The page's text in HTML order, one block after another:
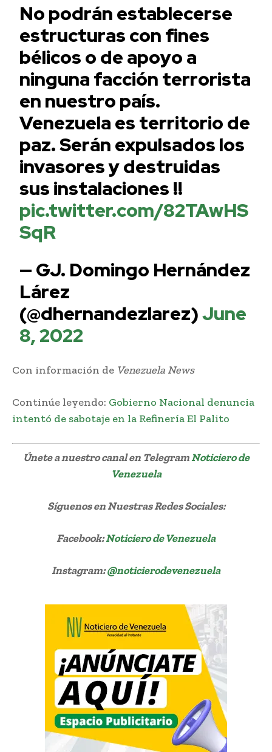
No podrán establecerse
estructuras con fines
bélicos o de apoyo a
ninguna facción terrorista
en nuestro país.
Venezuela es territorio de
paz. Serán expulsados los
invasores y destruidas
sus instalaciones !!
pic.twitter.com/82TAwHS
SqR
— GJ. Domingo Hernández
Lárez
(@dhernandezlarez)June
8, 2022
Con información de Venezuela News
Continúe leyendo: Gobierno Nacional denuncia
intentó de sabotaje en la Refinería El Palito
Únete a nuestro canal en TelegramNoticiero de
Venezuela
Síguenosen Nuestras Redes Sociales:
Facebook:Noticiero de Venezuela
Instagram:@noticierodevenezuela